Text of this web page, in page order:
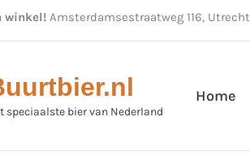
winkel! Amsterdamsestraatweg 116, Utrecht
speciaalste bier van Nederland
Home